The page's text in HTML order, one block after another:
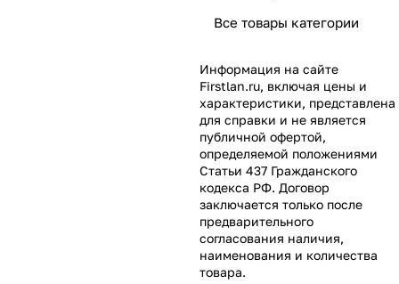
Все товары категории
Информация на сайте
Firstlan.ru, включая цены и
характеристики, представлена
для справки и не является
публичной офертой,
определяемой положениями
Статьи 437 Гражданского
кодекса РФ. Договор
заключается только после
предварительного
согласования наличия,
наименования и количества
товара.